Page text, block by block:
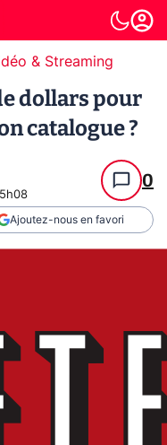
& Streaming
dollars pour
catalogue ?
0
Ajoutez-nous en favori